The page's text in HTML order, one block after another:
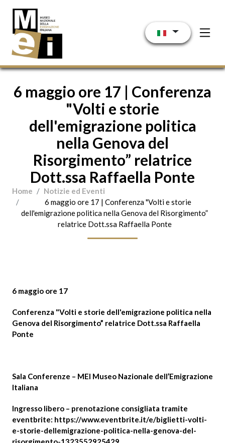
6 maggio ore 17 | Conferenza
"Volti e storie
dell'emigrazione politica
nella Genova del
Risorgimento” relatrice
Dott.ssa Raffaella Ponte
Home
Notizie ed Eventi
6 maggio ore 17 | Conferenza "Volti e storie
dell'emigrazione politica nella Genova del Risorgimento”
relatrice Dott.ssa Raffaella Ponte
6 maggio ore 17
Conferenza "Volti e storie dell'emigrazione politica nella
Genova del Risorgimento” relatrice Dott.ssa Raffaella
Ponte
Sala Conferenze – MEI Museo Nazionale dell’Emigrazione
Italiana
Ingresso libero – prenotazione consigliata tramite
eventbrite: https://www.eventbrite.it/e/biglietti-volti-
e-storie-dellemigrazione-politica-nella-genova-del-